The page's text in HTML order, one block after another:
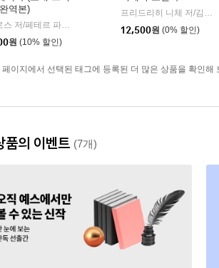
역본)
| 현대지성
원 (10% 할인)
12,500원 (0% 할인)
페이지에서 선택된 태그에 등록된 더 많은 상품을 확인해
품의 이벤트 (7개)